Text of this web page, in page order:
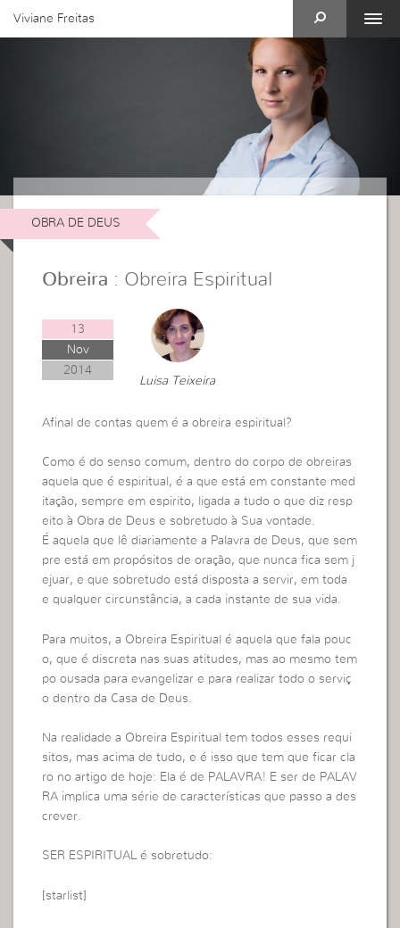
Viviane Freitas
OBRA DE DEUS
Obreira : Obreira Espiritual
13
Nov
2014
Luisa Teixeira
Afinal de contas quem é a obreira espiritual?
Como é do senso comum, dentro do corpo de obreiras
aquela que é espiritual, é a que está em constante med
itação, sempre em espirito, ligada a tudo o que diz resp
eito à Obra de Deus e sobretudo à Sua vontade.
É aquela que lê diariamente a Palavra de Deus, que sem
pre está em propósitos de oração, que nunca fica sem j
ejuar, e que sobretudo está disposta a servir, em toda
e qualquer circunstância, a cada instante de sua vida.
Para muitos, a Obreira Espiritual é aquela que fala pouc
o, que é discreta nas suas atitudes, mas ao mesmo tem
po ousada para evangelizar e para realizar todo o serviç
o dentro da Casa de Deus.
Na realidade a Obreira Espiritual tem todos esses requi
sitos, mas acima de tudo, e é isso que tem que ficar cla
ro no artigo de hoje: Ela é de PALAVRA! E ser de PALAV
RA implica uma série de características que passo a des
crever.
SER ESPIRITUAL é sobretudo:
[starlist]